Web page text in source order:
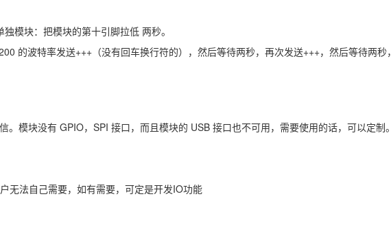
模块：把模块的第十引脚拉低 两秒。
的波特率发送+++（没有回车换行符的），然后等待两秒，再次发送+++，然后等待两
模块没有 GPIO，SPI 接口，而且模块的 USB 接口也不可用，需要使用的话，可以定制。
无法自己需要，如有需要，可定是开发IO功能